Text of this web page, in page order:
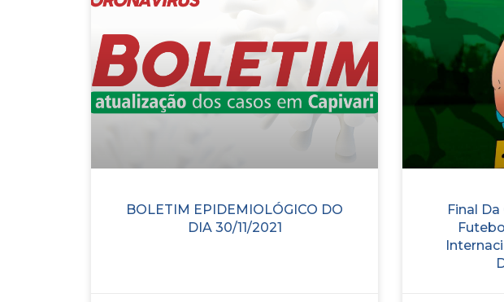
BOLETIM EPIDEMIOLÓGICO DO
DIA 30/11/2021
Final